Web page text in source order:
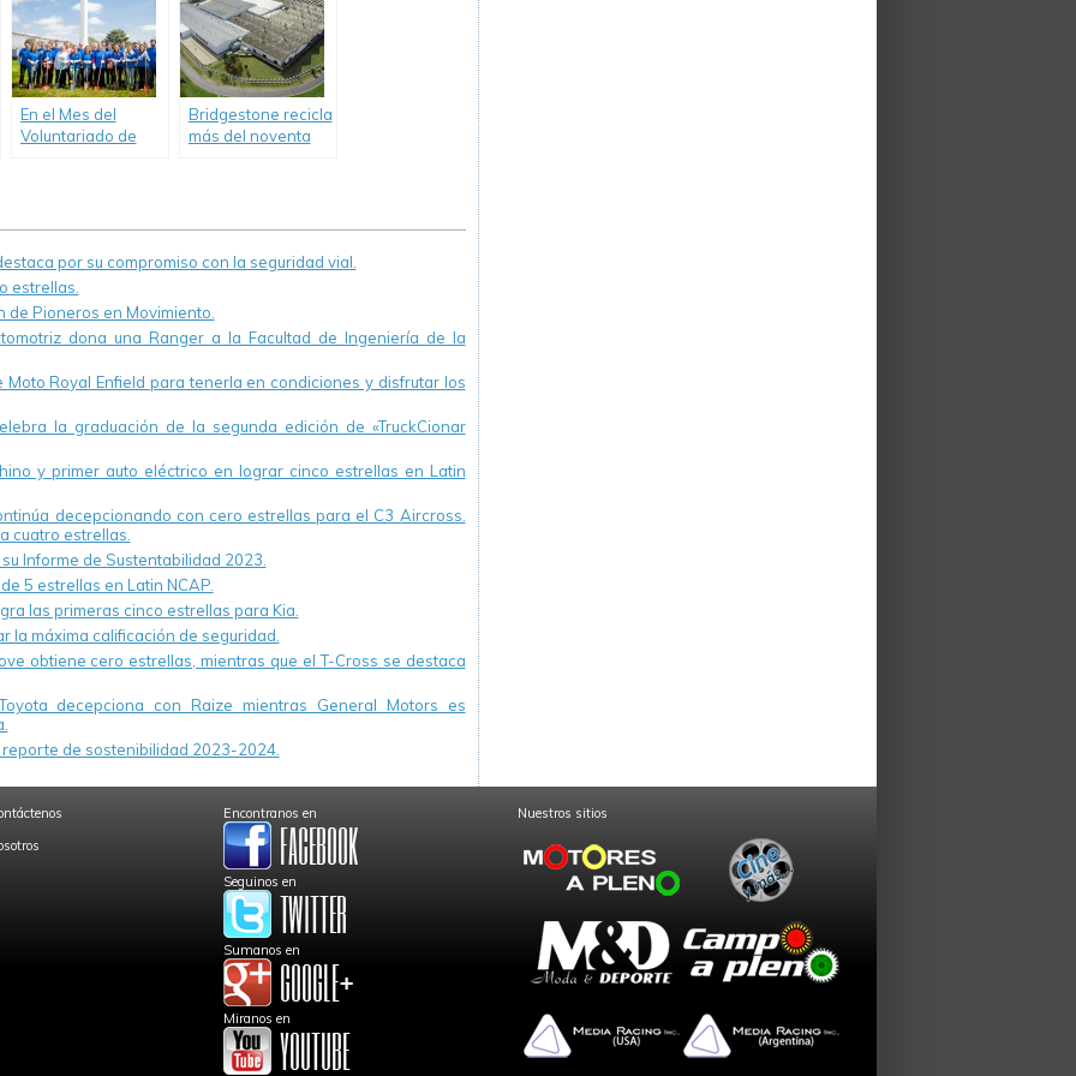
En el Mes del
Voluntariado de
Bridgestone recicla
más del noventa
por su compromiso con la seguridad vial.
estrellas.
Pioneros en Movimiento.
dona una Ranger a la Facultad de Ingeniería de la
Royal Enfield para tenerla en condiciones y disfrutar los
la graduación de la segunda edición de «TruckCionar
y primer auto eléctrico en lograr cinco estrellas en Latin
decepcionando con cero estrellas para el C3 Aircross.
cuatro estrellas.
Informe de Sustentabilidad 2023.
5 estrellas en Latin NCAP.
las primeras cinco estrellas para Kia.
la máxima calificación de seguridad.
obtiene cero estrellas, mientras que el T-Cross se destaca
decepciona con Raize mientras General Motors es
de sostenibilidad 2023-2024.
Encontranos en
Seguinos en
Sumanos en
Miranos en
Nuestros sitios